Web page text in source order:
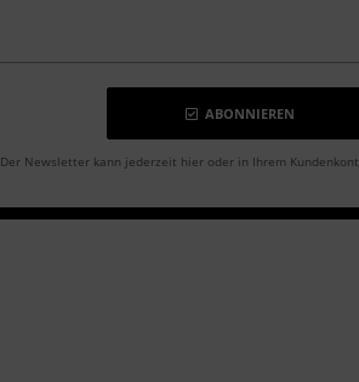
ABONNIEREN
Der Newsletter kann jederzeit hier oder in Ihrem